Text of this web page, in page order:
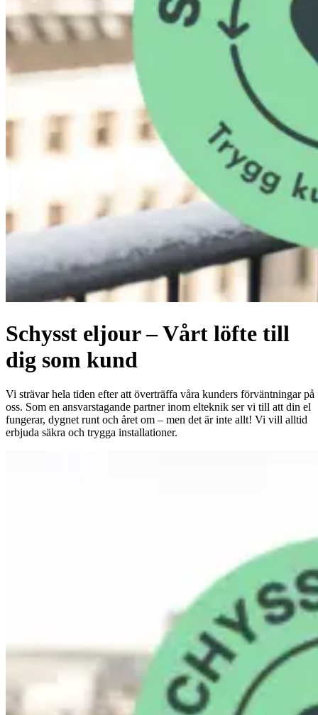
Schysst eljour – Vårt löfte till
dig som kund
Vi strävar hela tiden efter att överträffa våra kunders förväntningar på
oss. Som en ansvarstagande partner inom elteknik ser vi till att din el
fungerar, dygnet runt och året om – men det är inte allt! Vi vill alltid
erbjuda säkra och trygga installationer.